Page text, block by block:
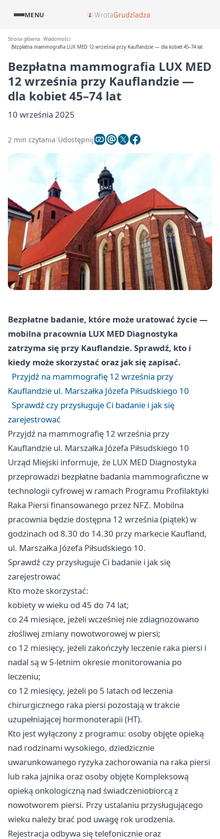
MENU
Strona główna Wiadomości
Bezpłatna mammografia LUX MED 12 września przy Kauflandzie — dla kobiet 45–74 lat
Bezpłatna mammografia LUX MED
12 września przy Kauflandzie —
dla kobiet 45–74 lat
10 września 2025
2 min czytania Udostępnij
Bezpłatne badanie, które może uratować życie —
mobilna pracownia LUX MED Diagnostyka
zatrzyma się przy Kauflandzie. Sprawdź, kto i
kiedy może skorzystać oraz jak się zapisać.
Przyjdź na mammografię 12 września przy
Kauflandzie ul. Marszałka Józefa Piłsudskiego 10
Sprawdź czy przysługuje Ci badanie i jak się
zarejestrować
Przyjdź na mammografię 12 września przy
Kauflandzie ul. Marszałka Józefa Piłsudskiego 10
Urząd Miejski informuje, że LUX MED Diagnostyka
przeprowadzi bezpłatne badania mammograficzne w
technologii cyfrowej w ramach Programu Profilaktyki
Raka Piersi finansowanego przez NFZ. Mobilna
pracownia będzie dostępna 12 września (piątek) w
godzinach od 8.30 do 14.30 przy markecie Kaufland,
ul. Marszałka Józefa Piłsudskiego 10.
Sprawdź czy przysługuje Ci badanie i jak się
zarejestrować
Kto może skorzystać:
kobiety w wieku od 45 do 74 lat;
co 24 miesiące, jeżeli wcześniej nie zdiagnozowano
złośliwej zmiany nowotworowej w piersi;
co 12 miesięcy, jeżeli zakończyły leczenie raka piersi i
nadal są w 5-letnim okresie monitorowania po
leczeniu;
co 12 miesięcy, jeżeli po 5 latach od leczenia
chirurgicznego raka piersi pozostają w trakcie
uzupełniającej hormonoterapii (HT).
Kto jest wyłączony z programu: osoby objęte opieką
nad rodzinami wysokiego, dziedzicznie
uwarunkowanego ryzyka zachorowania na raka piersi
lub raka jajnika oraz osoby objęte Kompleksową
opieką onkologiczną nad świadczeniobiorcą z
nowotworem piersi. Przy ustalaniu przysługującego
wieku należy brać pod uwagę rok urodzenia.
Rejestracja odbywa się telefonicznie oraz